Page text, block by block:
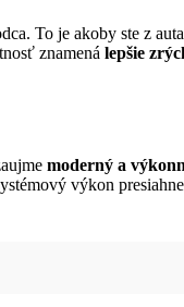
To je akoby ste z
znamená lepšie
moderný a
výkon presiahne